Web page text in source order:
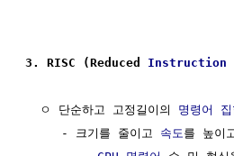
3. RISC (Reduced Instruction
  ㅇ 단순하고 고정길이의
명령어 집
     - 크기를 줄이고
속도 를 높이